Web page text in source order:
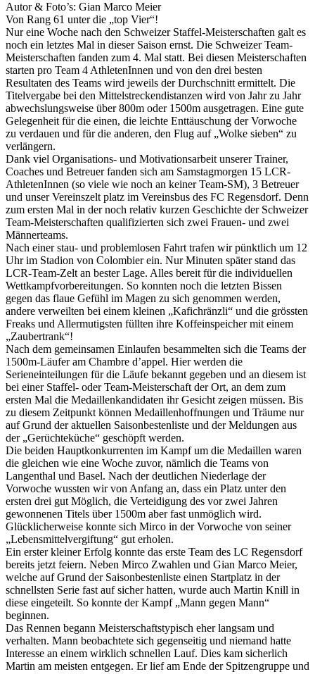
Autor & Foto’s: Gian Marco Meier
Von Rang 61 unter die „top Vier“!
Nur eine Woche nach den Schweizer Staffel-Meisterschaften galt es
noch ein letztes Mal in dieser Saison ernst. Die Schweizer Team-
Meisterschaften fanden zum 4. Mal statt. Bei diesen Meisterschaften
starten pro Team 4 AthletenInnen und von den drei besten
Resultaten des Teams wird jeweils der Durchschnitt ermittelt. Die
Titelvergabe bei den Mittelstreckendistanzen wird von Jahr zu Jahr
abwechslungsweise über 800m oder 1500m ausgetragen. Eine gute
Gelegenheit für die einen, die leichte Enttäuschung der Vorwoche
zu verdauen und für die anderen, den Flug auf „Wolke sieben“ zu
verlängern.
Dank viel Organisations- und Motivationsarbeit unserer Trainer,
Coaches und Betreuer fanden sich am Samstagmorgen 15 LCR-
AthletenInnen (so viele wie noch an keiner Team-SM), 3 Betreuer
und unser Vereinszelt platz im Vereinsbus des FC Regensdorf. Denn
zum ersten Mal in der noch relativ kurzen Geschichte der Schweizer
Team-Meisterschaften qualifizierten sich zwei Frauen- und zwei
Männerteams.
Nach einer stau- und problemlosen Fahrt trafen wir pünktlich um 12
Uhr im Stadion von Colombier ein. Nur Minuten später stand das
LCR-Team-Zelt an bester Lage. Alles bereit für die individuellen
Wettkampfvorbereitungen. So konnten noch die letzten Bissen
gegen das flaue Gefühl im Magen zu sich genommen werden,
andere verweilten bei einem kleinen „Kafichränzli“ und die grössten
Freaks und Allermutigsten füllten ihre Koffeinspeicher mit einem
„Zaubertrank“!
Nach dem gemeinsamen Einlaufen besammelten sich die Teams der
1500m-Läufer am Chambre d’appel. Hier werden die
Serieneinteilungen für die Läufe bekannt gegeben und an diesem ist
bei einer Staffel- oder Team-Meisterschaft der Ort, an dem zum
ersten Mal die Medaillenkandidaten ihr Gesicht zeigen müssen. Bis
zu diesem Zeitpunkt können Medaillenhoffnungen und Träume nur
auf Grund der aktuellen Saisonbestenliste und der Meldungen aus
der „Gerüchteküche“ geschöpft werden.
Die beiden Hauptkonkurrenten im Kampf um die Medaillen waren
die gleichen wie eine Woche zuvor, nämlich die Teams von
Langenthal und Basel. Nach der deutlichen Niederlage der
Vorwoche wussten wir von Anfang an, dass ein Platz unter den
ersten drei gut Möglich, die Verteidigung des vor zwei Jahren
gewonnenen Titels über 1500m aber fast unmöglich wird.
Glücklicherweise konnte sich Mirco in der Vorwoche von seiner
„Lebensmittelvergiftung“ gut erholen.
Ein erster kleiner Erfolg konnte das erste Team des LC Regensdorf
bereits jetzt feiern. Neben Mirco Zwahlen und Gian Marco Meier,
welche auf Grund der Saisonbestenliste einen Startplatz in der
schnellsten Serie fast auf sicher hatten, wurde auch Martin Knill in
diese eingeteilt. So konnte der Kampf „Mann gegen Mann“
beginnen.
Das Rennen begann Meisterschaftstypisch eher langsam und
verhalten. Mann beobachtete sich gegenseitig und niemand hatte
Interesse an einem wirklich schnellen Lauf. Dies kam sicherlich
Martin am meisten entgegen. Er lief am Ende der Spitzengruppe und